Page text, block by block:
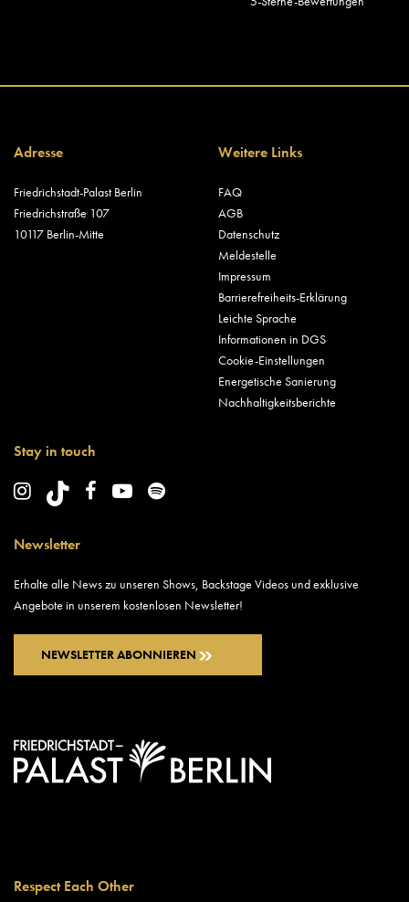
Adresse
Friedrichstadt-Palast Berlin
Friedrichstraße 107
10117 Berlin-Mitte
Weitere Links
FAQ
AGB
Datenschutz
Meldestelle
Impressum
Barrierefreiheits-Erklärung
Leichte Sprache
Informationen in DGS
Cookie-Einstellungen
Energetische Sanierung
Nachhaltigkeitsberichte
Stay in touch
Newsletter
Erhalte alle News zu unseren Shows, Backstage Videos und exklusive
Angebote in unserem kostenlosen Newsletter!
NEWSLETTER ABONNIEREN
Respect Each Other